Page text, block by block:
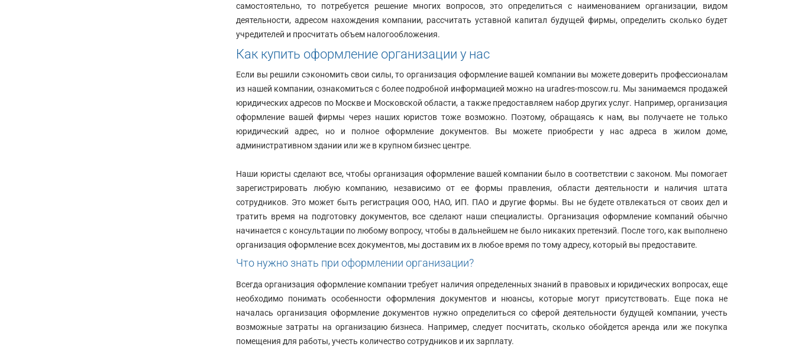
самостоятельно, то потребуется решение многих вопросов, это определиться с наименованием организации, видом
деятельности, адресом нахождения компании, рассчитать уставной капитал будущей фирмы, определить сколько будет
учредителей и просчитать объем налогообложения.
Как купить оформление организации у нас
Если вы решили сэкономить свои силы, то организация оформление вашей компании вы можете доверить профессионалам
из нашей компании, ознакомиться с более подробной информацией можно на uradres-moscow.ru. Мы занимаемся продажей
юридических адресов по Москве и Московской области, а также предоставляем набор других услуг. Например, организация
оформление вашей фирмы через наших юристов тоже возможно. Поэтому, обращаясь к нам, вы получаете не только
юридический адрес, но и полное оформление документов. Вы можете приобрести у нас адреса в жилом доме,
административном здании или же в крупном бизнес центре.
Наши юристы сделают все, чтобы организация оформление вашей компании было в соответствии с законом. Мы помогает
зарегистрировать любую компанию, независимо от ее формы правления, области деятельности и наличия штата
сотрудников. Это может быть регистрация ООО, НАО, ИП. ПАО и другие формы. Вы не будете отвлекаться от своих дел и
тратить время на подготовку документов, все сделают наши специалисты. Организация оформление компаний обычно
начинается с консультации по любому вопросу, чтобы в дальнейшем не было никаких претензий. После того, как выполнено
организация оформление всех документов, мы доставим их в любое время по тому адресу, который вы предоставите.
Что нужно знать при оформлении организации?
Всегда организация оформление компании требует наличия определенных знаний в правовых и юридических вопросах, еще
необходимо понимать особенности оформления документов и нюансы, которые могут присутствовать. Еще пока не
началась организация оформление документов нужно определиться со сферой деятельности будущей компании, учесть
возможные затраты на организацию бизнеса. Например, следует посчитать, сколько обойдется аренда или же покупка
помещения для работы, учесть количество сотрудников и их зарплату.